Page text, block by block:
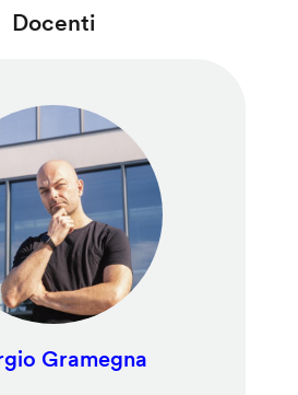
Docenti
Gramegna